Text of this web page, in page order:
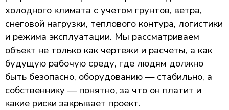
холодного климата с учетом грунтов, ветра,
снеговой нагрузки, теплового контура, логистики
и режима эксплуатации. Мы рассматриваем
объект не только как чертежи и расчеты, а как
будущую рабочую среду, где людям должно
быть безопасно, оборудованию — стабильно, а
собственнику — понятно, за что он платит и
какие риски закрывает проект.